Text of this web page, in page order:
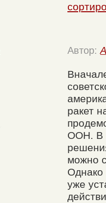
Автор:
ракет
ООН. В
можно
Однако
уже